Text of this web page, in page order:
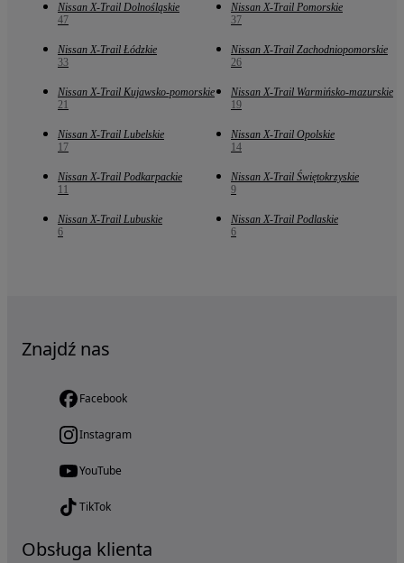
Nissan X-Trail Dolnośląskie
47
Nissan X-Trail Pomorskie
37
Nissan X-Trail Łódzkie
33
Nissan X-Trail Zachodniopomorskie
26
Nissan X-Trail Kujawsko-pomorskie
21
Nissan X-Trail Warmińsko-mazurskie
19
Nissan X-Trail Lubelskie
17
Nissan X-Trail Opolskie
14
Nissan X-Trail Podkarpackie
11
Nissan X-Trail Świętokrzyskie
9
Nissan X-Trail Lubuskie
6
Nissan X-Trail Podlaskie
6
Znajdź nas
Facebook
Instagram
YouTube
TikTok
Obsługa klienta